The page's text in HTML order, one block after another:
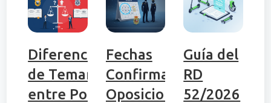
Diferencias
de Temario
entre Policía
Fechas
Confirmadas
Oposiciones
Guía del
RD
52/2026